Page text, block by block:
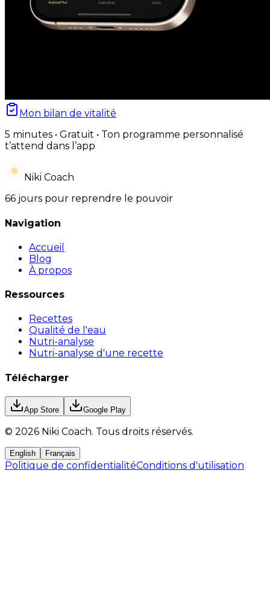
Mon bilan de vitalité
5 minutes • Gratuit • Ton programme personnalisé
t’attend dans l’app
Niki Coach
66 jours pour reprendre le pouvoir
Navigation
Accueil
Blog
À propos
Ressources
Recettes
Qualité de l'eau
Nutri-analyse
Nutri-analyse d'une recette
Télécharger
App Store Google Play
© 2026 Niki Coach. Tous droits réservés.
English Français
Politique de confidentialitéConditions d'utilisation